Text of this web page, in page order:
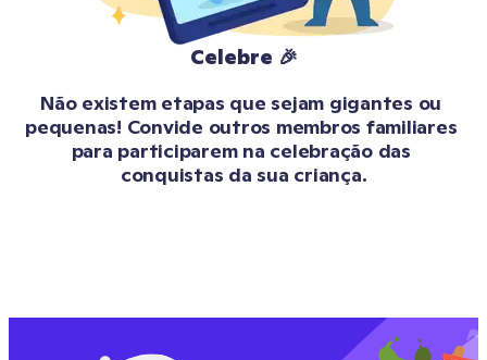
Celebre 🎉
Não existem etapas que sejam gigantes ou
pequenas! Convide outros membros familiares
para participarem na celebração das
conquistas da sua criança.